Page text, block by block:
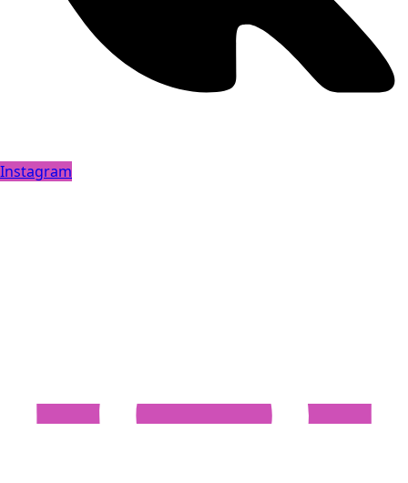
Instagram